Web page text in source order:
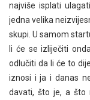
najviše isplati
jedna velika
skupi. U samom
li će se izliječiti
odlučiti da li će to
iznosi i ja i danas
davati, što je, a